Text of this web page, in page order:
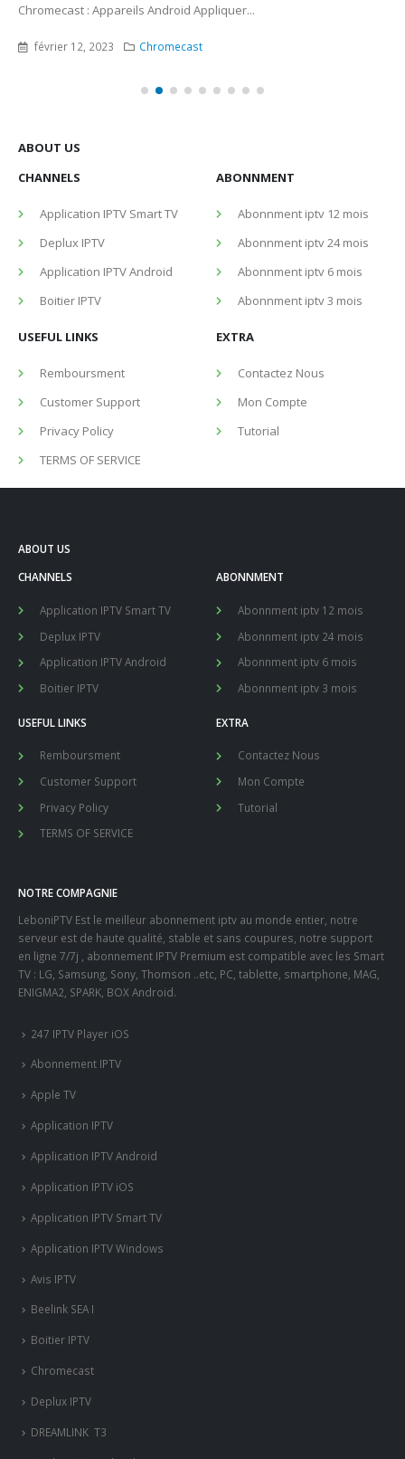
Chromecast : Appareils Android Appliquer...
février 12, 2023 Chromecast
ABOUT US
CHANNELS
Application IPTV Smart TV
Deplux IPTV
Application IPTV Android
Boitier IPTV
ABONNMENT
Abonnment iptv 12 mois
Abonnment iptv 24 mois
Abonnment iptv 6 mois
Abonnment iptv 3 mois
USEFUL LINKS
Remboursment
Customer Support
Privacy Policy
TERMS OF SERVICE
EXTRA
Contactez Nous
Mon Compte
Tutorial
ABOUT US
CHANNELS
Application IPTV Smart TV
Deplux IPTV
Application IPTV Android
Boitier IPTV
ABONNMENT
Abonnment iptv 12 mois
Abonnment iptv 24 mois
Abonnment iptv 6 mois
Abonnment iptv 3 mois
USEFUL LINKS
Remboursment
Customer Support
Privacy Policy
TERMS OF SERVICE
EXTRA
Contactez Nous
Mon Compte
Tutorial
NOTRE COMPAGNIE
LeboniPTV Est le meilleur abonnement iptv au monde entier, notre
serveur est de haute qualité, stable et sans coupures, notre support
en ligne 7/7j , abonnement IPTV Premium est compatible avec les Smart
TV : LG, Samsung, Sony, Thomson ..etc, PC, tablette, smartphone, MAG,
ENIGMA2, SPARK, BOX Android.
247 IPTV Player iOS
Abonnement IPTV
Apple TV
Application IPTV
Application IPTV Android
Application IPTV iOS
Application IPTV Smart TV
Application IPTV Windows
Avis IPTV
Beelink SEA I
Boitier IPTV
Chromecast
Deplux IPTV
DREAMLINK T3